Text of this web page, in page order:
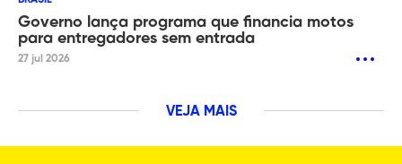
Governo lança programa que financia motos
para entregadores sem entrada
27 jul 2026
VEJA MAIS